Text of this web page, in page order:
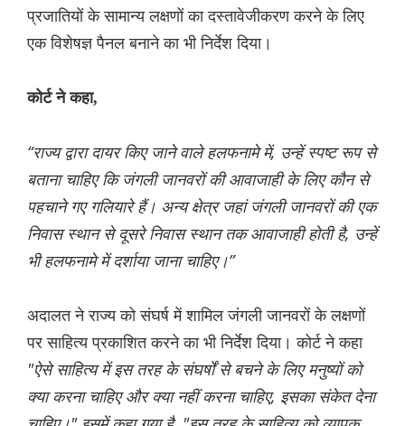
प्रजातियों के सामान्य लक्षणों का दस्तावेजीकरण करने के लिए
एक विशेषज्ञ पैनल बनाने का भी निर्देश दिया।
कोर्ट ने कहा,
“राज्य द्वारा दायर किए जाने वाले हलफनामे में, उन्हें स्पष्ट रूप से
बताना चाहिए कि जंगली जानवरों की आवाजाही के लिए कौन से
पहचाने गए गलियारे हैं। अन्य क्षेत्र जहां जंगली जानवरों की एक
निवास स्थान से दूसरे निवास स्थान तक आवाजाही होती है, उन्हें
भी हलफनामे में दर्शाया जाना चाहिए।”
अदालत ने राज्य को संघर्ष में शामिल जंगली जानवरों के लक्षणों
पर साहित्य प्रकाशित करने का भी निर्देश दिया। कोर्ट ने कहा
"ऐसे साहित्य में इस तरह के संघर्षों से बचने के लिए मनुष्यों को
क्या करना चाहिए और क्या नहीं करना चाहिए, इसका संकेत देना